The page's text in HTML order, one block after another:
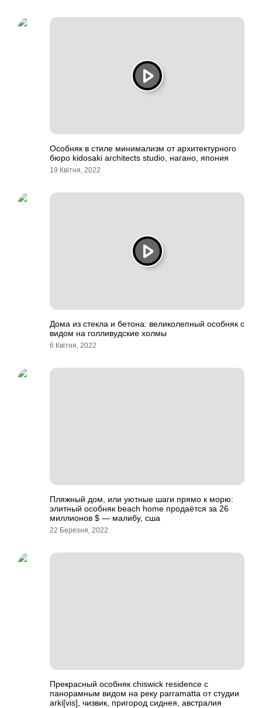
Особняк в стиле минимализм от архитектурного
бюро kidosaki architects studio, нагано, япония
19 Квітня, 2022
Дома из стекла и бетона: великолепный особняк с
видом на голливудские холмы
6 Квітня, 2022
Пляжный дом, или уютные шаги прямо к морю:
элитный особняк beach home продаётся за 26
миллионов $ — малибу, сша
22 Березня, 2022
Прекрасный особняк chiswick residence с
панорамным видом на реку parramatta от студии
arki[vis], чизвик, пригород сиднея, австралия